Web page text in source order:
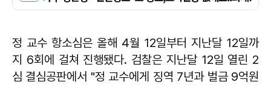
정 교수 항소심은 올해 4월 12일부터 지난달 12일까
지 6회에 걸쳐 진행됐다. 검찰은 지난달 12일 열린 2
심 결심공판에서 "정 교수에게 징역 7년과 벌금 9억원